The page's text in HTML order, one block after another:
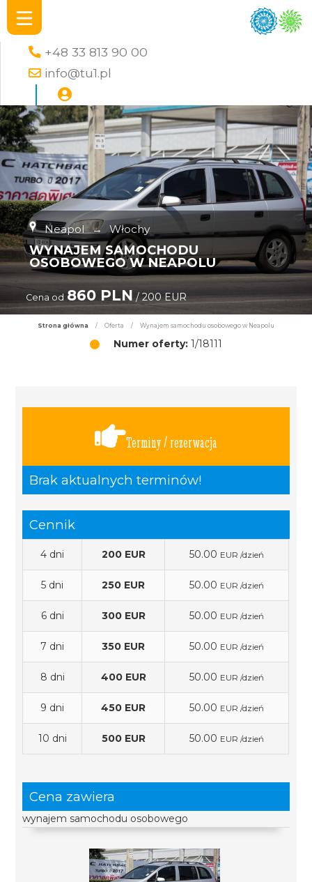
+48 33 813 90 00
info@tu1.pl
Neapol → Włochy
WYNAJEM SAMOCHODU
OSOBOWEGO W NEAPOLU
Cena od 860 PLN/ 200 EUR
Strona główna / Oferta / Wynajem samochodu osobowego w Neapolu
Numer oferty: 1/18111
Terminy / rezerwacja
Brak aktualnych terminów!
Cennik
4 dni 200 EUR 50.00 EUR /dzień
5 dni 250 EUR 50.00 EUR /dzień
6 dni 300 EUR 50.00 EUR /dzień
7 dni 350 EUR 50.00 EUR /dzień
8 dni 400 EUR 50.00 EUR /dzień
9 dni 450 EUR 50.00 EUR /dzień
10 dni 500 EUR 50.00 EUR /dzień
Cena zawiera
wynajem samochodu osobowego